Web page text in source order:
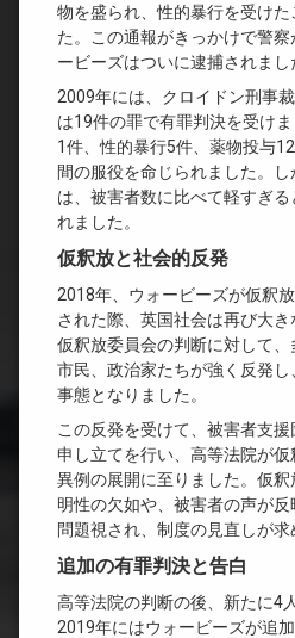
物を盛られ、性的暴行を受け
た。この通報がきっかけで警
ービーズはついに逮捕されまし
2009年には、クロイドン刑事
は19件の罪で有罪判決を受け
1件、性的暴行5件、薬物投与
間の服役を命じられました。
は、被害者数に比べて軽すぎ
れました。
仮釈放と社会的反発
2018年、ウォービーズが仮釈
された際、英国社会は再び大き
仮釈放委員会の判断に対して
市民、政治家たちが強く反発
事態となりました。
この反発を受けて、被害者支
申し立てを行い、高等法院が
異例の展開に至りました。仮
明性の欠如や、被害者の声が
問題視され、制度の見直しが求
追加の有罪判決と告白
高等法院の判断の後、新たに4
2019年にはウォービーズが追